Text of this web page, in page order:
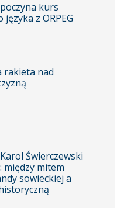
kurs
z ORPEG
rakieta nad
Świerczewski
między mitem
sowieckiej a